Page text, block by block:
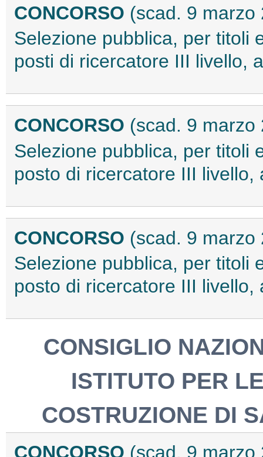
CONCORSO (scad. 9 marzo
Selezione pubblica, per titoli
posti di ricercatore III livello,
CONCORSO (scad. 9 marzo
Selezione pubblica, per titoli
posto di ricercatore III
CONCORSO (scad. 9 marzo
Selezione pubblica, per titoli
posto di ricercatore III
CONSIGLIO
ISTITUTO PER
COSTRUZIONE DI
CONCORSO (scad. 9 marzo